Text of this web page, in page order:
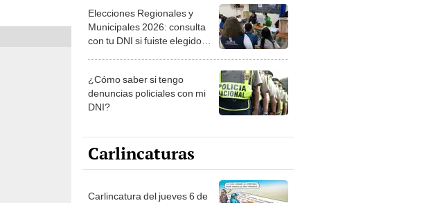
Elecciones Regionales y
Municipales 2026: consulta
con tu DNI si fuiste elegido
la ONPE
¿Cómo saber si tengo
denuncias policiales con mi
DNI?
Carlincaturas
Carlincatura del jueves 6 de